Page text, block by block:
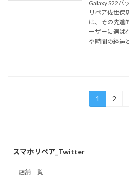
Galaxy S22バ
リペア佐世保
は、その先進
ーザーに選ば
や時間の経過
ペ
ー
固
定
1
固
2
スマホリペア_Twitter
店舗一覧